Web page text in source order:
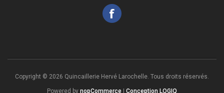
Copyright © 2026 Quincaillerie Hervé Larochelle. Tous droits réservés.
Powered by nopCommerce Conception LOGIQ